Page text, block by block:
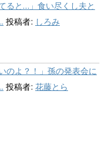
ると…」食い尽くし夫と
投稿者: しろみ
のよ？！」孫の発表会に
投稿者: 花藤とら